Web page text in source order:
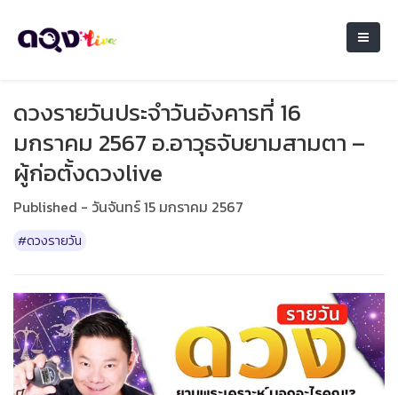
ดวงรายวันประจำวันอังคารที่ 16
มกราคม 2567 อ.อาวุธจับยามสามตา –
ผู้ก่อตั้งดวงlive
Published - วันจันทร์ 15 มกราคม 2567
#ดวงรายวัน